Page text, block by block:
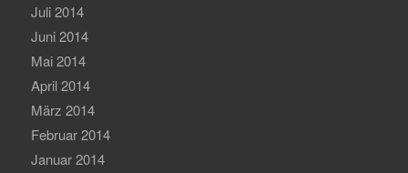
Juli 2014
Juni 2014
Mai 2014
April 2014
März 2014
Februar 2014
Januar 2014